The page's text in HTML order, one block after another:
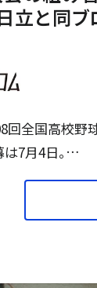
立と同ブ
回全国高校野
7月4日。…